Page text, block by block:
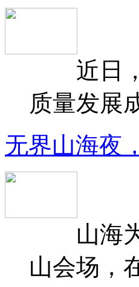
近日，
质量发展
无界山海夜
山海为
山会场，